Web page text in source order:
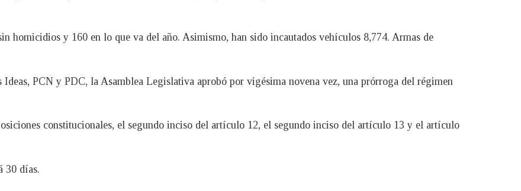
homicidios y 160 en lo que va del año. Asimismo, han sido incautados vehículos 8,774. Armas de
PCN y PDC, la Asamblea Legislativa aprobó por vigésima novena vez, una prórroga del régimen
constitucionales, el segundo inciso del artículo 12, el segundo inciso del artículo 13 y el artículo
30 días.